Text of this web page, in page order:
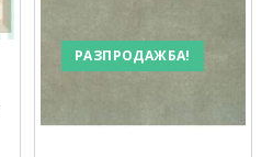
РАЗПРОДАЖБА!